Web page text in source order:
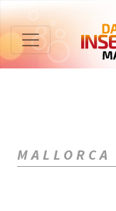
MALLORCA